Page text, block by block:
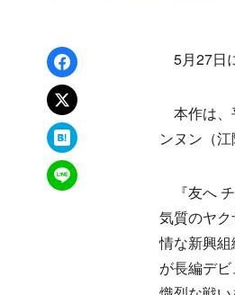
Facebookでシェア
xでポスト
はてなブックマーク
LINEで送る
5月27日
本作は、
ンヌン（
『友へ
気質のヤ
情な新興
が長編デ